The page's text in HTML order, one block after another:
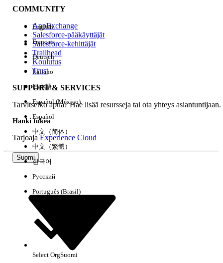
Kokemus
Tyhjennä kaikki Valmis
COMMUNITY
AppExchange
Salesforce-pääkäyttäjät
Salesforce-kehittäjät
Trailhead
Koulutus
Trust
SUPPORT & SERVICES
Tarvitsetko apua? Hae lisää resursseja tai ota yhteys asiantuntijaan.
Hanki tukea
TarjoajaExperience Cloud
Suomi
English
Français
Deutsch
Italiano
日本語
Español (México)
Español
中文（简体）
中文（繁體）
한국어
Русский
Português (Brasil)
Select OrgSuomi